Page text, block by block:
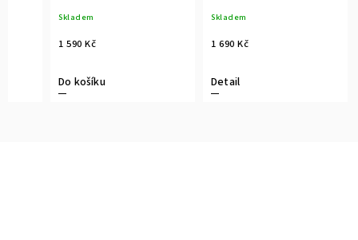
prvkem se zirkony
Skladem
1 590 Kč
Do košíku
Skladem
1 690 Kč
Detail